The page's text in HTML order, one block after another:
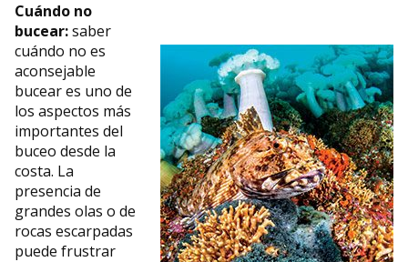
Cuándo no
bucear:saber
cuándo no es
aconsejable
bucear es uno de
los aspectos más
importantes del
buceo desde la
costa. La
presencia de
grandes olas o de
rocas escarpadas
puede frustrar